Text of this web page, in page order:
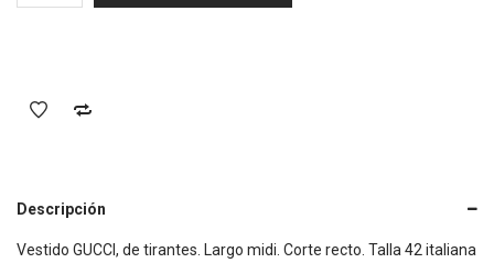
cantidad
Descripción
Vestido GUCCI, de tirantes. Largo midi. Corte recto. Talla 42 italiana